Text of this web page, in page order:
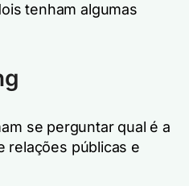
tenham algumas
se perguntar qual é a
relações públicas e